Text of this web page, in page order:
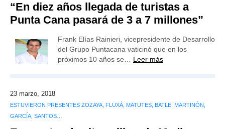
“En diez años llegada de turistas a
Punta Cana pasará de 3 a 7 millones”
Frank Elías Rainieri, vicepresidente de Desarrollo
del Grupo Puntacana vaticinó que en los
próximos 10 años se… Leer más
23 marzo, 2018
ESTUVIERON PRESENTES ZOZAYA, FLUXÁ, MATUTES, BATLE, MARTINÓN,
GARCÍA, SANTOS…